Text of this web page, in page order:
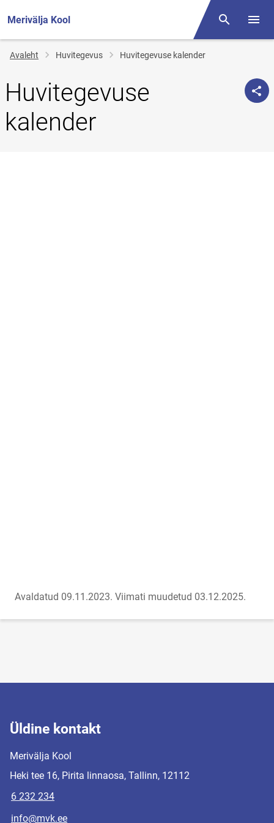
Merivälja Kool Otsing
Jälglink
Avaleht Huvitegevus Huvitegevuse kalender
Huvitegevuse
kalender
Avaldatud 09.11.2023. Viimati muudetud 03.12.2025.
Üldine kontakt
Merivälja Kool
Heki tee 16, Pirita linnaosa, Tallinn, 12112
6 232 234
info@mvk.ee